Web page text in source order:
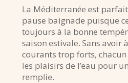
La Méditerranée est
pause baignade puisque
toujours à la bonne
saison estivale. Sans avoir
courants trop forts,
les plaisirs de l’eau pour
remplie.